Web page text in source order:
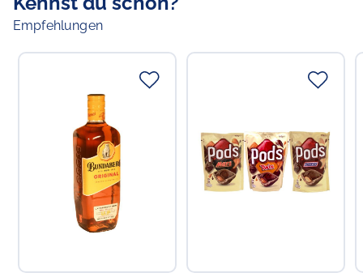
Empfehlungen